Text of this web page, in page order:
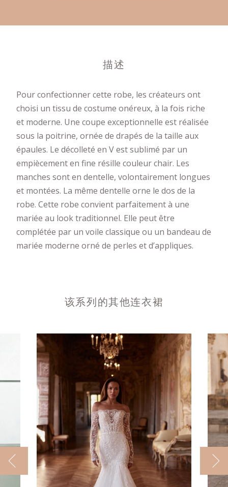
描述
Pour confectionner cette robe, les créateurs ont
choisi un tissu de costume onéreux, à la fois riche
et moderne. Une coupe exceptionnelle est réalisée
sous la poitrine, ornée de drapés de la taille aux
épaules. Le décolleté en V est sublimé par un
empiècement en fine résille couleur chair. Les
manches sont en dentelle, volontairement longues
et montées. La même dentelle orne le dos de la
robe. Cette robe convient parfaitement à une
mariée au look traditionnel. Elle peut être
complétée par un voile classique ou un bandeau de
mariée moderne orné de perles et d’appliques.
该系列的其他连衣裙